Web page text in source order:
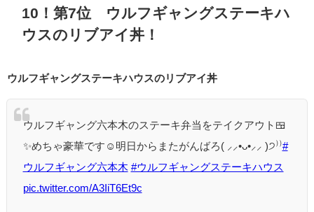
10！第7位 ウルフギャングステーキハ
ウスのリブアイ丼！
ウルフギャングステーキハウスのリブアイ丼
ウルフギャング六本木のステーキ弁当をテイクアウト🍱
✨めちゃ豪華です☺️明日からまたがんばろ( ⸝⸝•ᴗ•⸝⸝ )੭⁾⁾#
ウルフギャング六本木 #ウルフギャングステーキハウス
pic.twitter.com/A3IiT6Et9c